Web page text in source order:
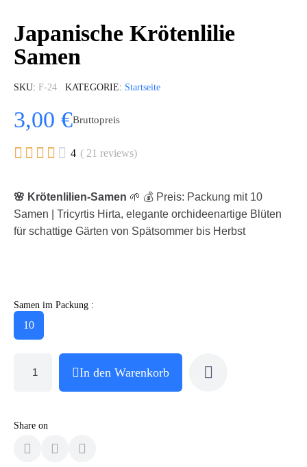
Japanische Krötenlilie
Samen
SKU F-24 KATEGORIE Startseite
3,00 €Bruttopreis
     4 ( 21 reviews)
🌸 Krötenlilien-Samen 🌱 💰 Preis: Packung mit 10
Samen | Tricyrtis Hirta, elegante orchideenartige Blüten
für schattige Gärten von Spätsommer bis Herbst
Samen im Packung :
10
In den Warenkorb
Share on